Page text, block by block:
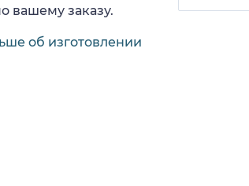
вашему заказу.
об изготовлении